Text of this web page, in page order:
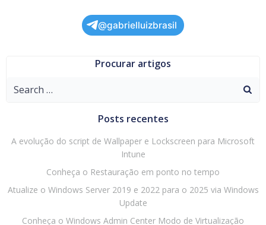
@gabrielluizbrasil
Procurar artigos
Search
Posts recentes
A evolução do script de Wallpaper e Lockscreen para Microsoft
Intune
Conheça o Restauração em ponto no tempo
Atualize o Windows Server 2019 e 2022 para o 2025 via Windows
Update
Conheça o Windows Admin Center Modo de Virtualização